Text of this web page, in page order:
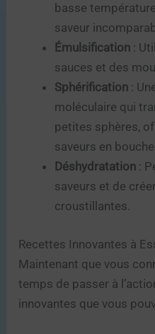
basse
saveur
Émulsification :
sauces et des
Sphérification :
moléculaire qui
petites sphères,
saveurs en
Déshydratation :
saveurs et de
croustillantes.
Recettes Innovantes à
Maintenant que vous
temps de passer à
innovantes que vous